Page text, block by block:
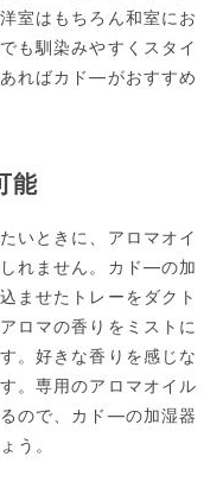
室はもちろん和室にお
も馴染みやすくスタイ
ればカド―がおすすめ
能
いときに、アロマオイ
れません。カド―の加
ませたトレーをダクト
ロマの香りをミストに
。好きな香りを感じな
。専用のアロマオイル
ので、カド―の加湿器
う。